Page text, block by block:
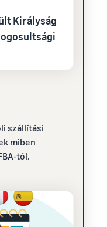
Királyság
szállítási
miben
tól.